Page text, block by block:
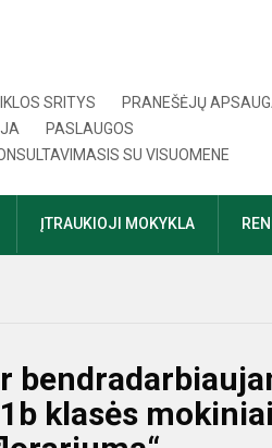
SRITYS
PRANEŠĖJŲ
PASLAUGOS
SU VISUOMENE
ĮTRAUKIOJI MOKYKLA
klasės